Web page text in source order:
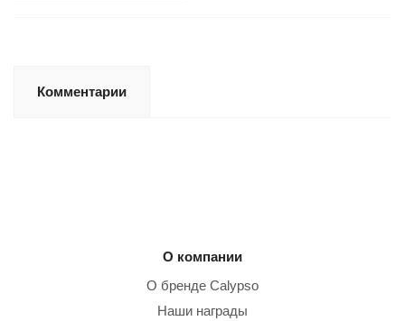
Комментарии
О компании
О бренде Calypso
Наши награды